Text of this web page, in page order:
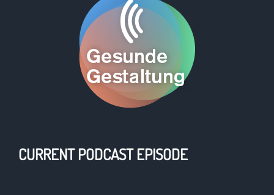
CURRENT PODCAST EPISODE